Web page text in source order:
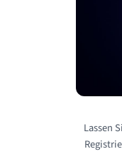
Lassen